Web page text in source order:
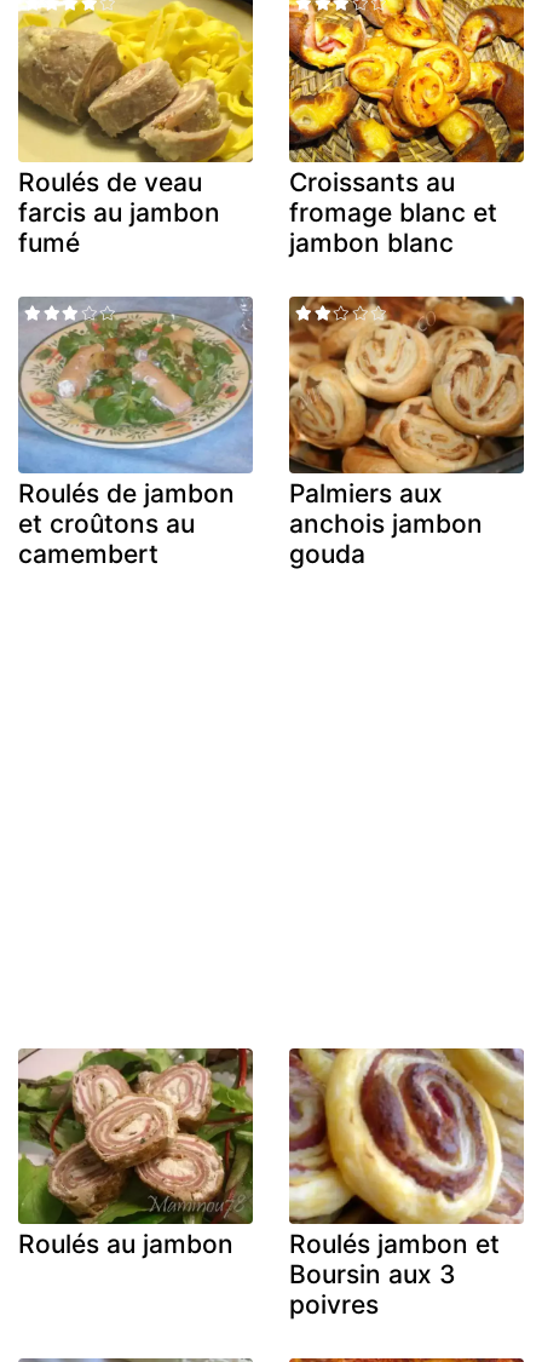
Roulés de veau
farcis au jambon
fumé
Croissants au
fromage blanc et
jambon blanc
Roulés de jambon
et croûtons au
camembert
Palmiers aux
anchois jambon
gouda
Roulés au jambon
Roulés jambon et
Boursin aux 3
poivres